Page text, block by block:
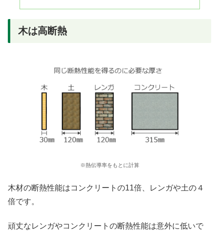
木は高断熱
※熱伝導率をもとに計算
木材の断熱性能はコンクリートの11倍、レンガや土の４
倍です。
頑丈なレンガやコンクリートの断熱性能は意外に低いで